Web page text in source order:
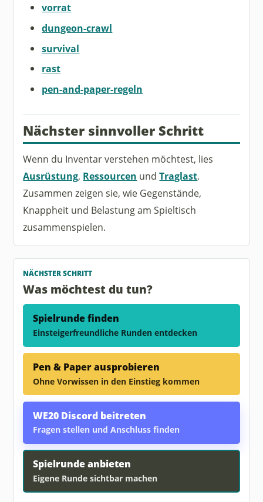
vorrat
dungeon-crawl
survival
rast
pen-and-paper-regeln
Nächster sinnvoller Schritt
Wenn du Inventar verstehen möchtest, lies
Ausrüstung, Ressourcen undTraglast.
Zusammen zeigen sie, wie Gegenstände,
Knappheit und Belastung am Spieltisch
zusammenspielen.
NÄCHSTER SCHRITT
Was möchtest du tun?
Spielrunde finden
Einsteigerfreundliche Runden entdecken
Pen & Paper ausprobieren
Ohne Vorwissen in den Einstieg kommen
WE20 Discord beitreten
Fragen stellen und Anschluss finden
Spielrunde anbieten
Eigene Runde sichtbar machen